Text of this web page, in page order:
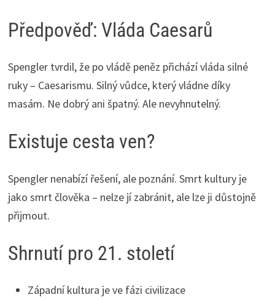
Předpověď: Vláda Caesarů
Spengler tvrdil, že po vládě peněz přichází vláda silné
ruky – Caesarismu. Silný vůdce, který vládne díky
masám. Ne dobrý ani špatný. Ale nevyhnutelný.
Existuje cesta ven?
Spengler nenabízí řešení, ale poznání. Smrt kultury je
jako smrt člověka – nelze jí zabránit, ale lze ji důstojně
přijmout.
Shrnutí pro 21. století
Západní kultura je ve fázi civilizace